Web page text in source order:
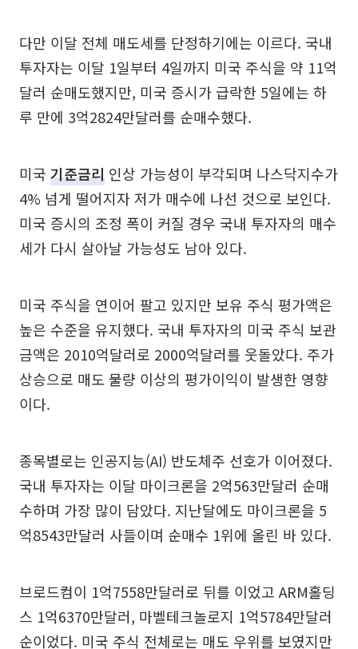
다만 이달 전체 매도세를 단정하기에는 이르다. 국내
투자자는 이달 1일부터 4일까지 미국 주식을 약 11억
달러 순매도했지만, 미국 증시가 급락한 5일에는 하
루 만에 3억2824만달러를 순매수했다.
미국 기준금리 인상 가능성이 부각되며 나스닥지수가
4% 넘게 떨어지자 저가 매수에 나선 것으로 보인다.
미국 증시의 조정 폭이 커질 경우 국내 투자자의 매수
세가 다시 살아날 가능성도 남아 있다.
미국 주식을 연이어 팔고 있지만 보유 주식 평가액은
높은 수준을 유지했다. 국내 투자자의 미국 주식 보관
금액은 2010억달러로 2000억달러를 웃돌았다. 주가
상승으로 매도 물량 이상의 평가이익이 발생한 영향
이다.
종목별로는 인공지능(AI) 반도체주 선호가 이어졌다.
국내 투자자는 이달 마이크론을 2억563만달러 순매
수하며 가장 많이 담았다. 지난달에도 마이크론을 5
억8543만달러 사들이며 순매수 1위에 올린 바 있다.
브로드컴이 1억7558만달러로 뒤를 이었고 ARM홀딩
스 1억6370만달러, 마벨테크놀로지 1억5784만달러
순이었다. 미국 주식 전체로는 매도 우위를 보였지만